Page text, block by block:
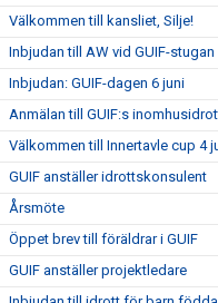
Välkommen till kansliet, Silje!
Inbjudan till AW vid GUIF-
Inbjudan: GUIF-dagen 6 juni
Anmälan till GUIF:s
Välkommen till Innertavle cup 4
GUIF anställer idrottskonsulent
Årsmöte
Öppet brev till föräldrar i GUIF
GUIF anställer projektledare